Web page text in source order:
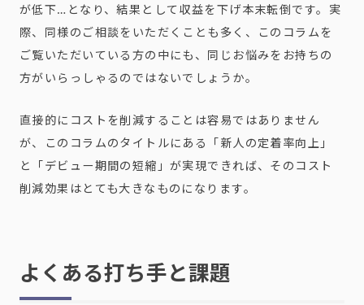
が低下…となり、結果として収益を下げ本末転倒です。実
際、同様のご相談をいただくことも多く、このコラムを
ご覧いただいている方の中にも、同じお悩みをお持ちの
方がいらっしゃるのではないでしょうか。
直接的にコストを削減することは容易ではありません
が、このコラムのタイトルにある「新人の定着率向上」
と「デビュー期間の短縮」が実現できれば、そのコスト
削減効果はとても大きなものになります。
よくある打ち手と課題